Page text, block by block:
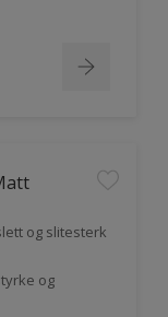
og slitesterk
og